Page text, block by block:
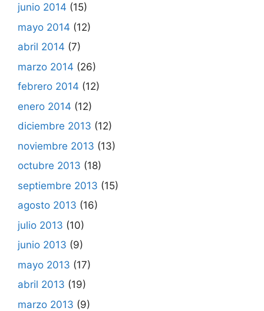
junio 2014 (15)
mayo 2014 (12)
abril 2014 (7)
marzo 2014 (26)
febrero 2014 (12)
enero 2014 (12)
diciembre 2013 (12)
noviembre 2013 (13)
octubre 2013 (18)
septiembre 2013 (15)
agosto 2013 (16)
julio 2013 (10)
junio 2013 (9)
mayo 2013 (17)
abril 2013 (19)
marzo 2013 (9)